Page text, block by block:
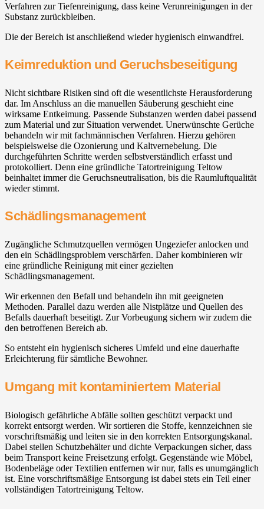
Verfahren zur Tiefenreinigung, dass keine Verunreinigungen in der
Substanz zurückbleiben.
Die der Bereich ist anschließend wieder hygienisch einwandfrei.
Keimreduktion und Geruchsbeseitigung
Nicht sichtbare Risiken sind oft die wesentlichste Herausforderung
dar. Im Anschluss an die manuellen Säuberung geschieht eine
wirksame Entkeimung. Passende Substanzen werden dabei passend
zum Material und zur Situation verwendet. Unerwünschte Gerüche
behandeln wir mit fachmännischen Verfahren. Hierzu gehören
beispielsweise die Ozonierung und Kaltvernebelung. Die
durchgeführten Schritte werden selbstverständlich erfasst und
protokolliert. Denn eine gründliche Tatortreinigung Teltow
beinhaltet immer die Geruchsneutralisation, bis die Raumluftqualität
wieder stimmt.
Schädlingsmanagement
Zugängliche Schmutzquellen vermögen Ungeziefer anlocken und
den ein Schädlingsproblem verschärfen. Daher kombinieren wir
eine gründliche Reinigung mit einer gezielten
Schädlingsmanagement.
Wir erkennen den Befall und behandeln ihn mit geeigneten
Methoden. Parallel dazu werden alle Nistplätze und Quellen des
Befalls dauerhaft beseitigt. Zur Vorbeugung sichern wir zudem die
den betroffenen Bereich ab.
So entsteht ein hygienisch sicheres Umfeld und eine dauerhafte
Erleichterung für sämtliche Bewohner.
Umgang mit kontaminiertem Material
Biologisch gefährliche Abfälle sollten geschützt verpackt und
korrekt entsorgt werden. Wir sortieren die Stoffe, kennzeichnen sie
vorschriftsmäßig und leiten sie in den korrekten Entsorgungskanal.
Dabei stellen Schutzbehälter und dichte Verpackungen sicher, dass
beim Transport keine Freisetzung erfolgt. Gegenstände wie Möbel,
Bodenbeläge oder Textilien entfernen wir nur, falls es unumgänglich
ist. Eine vorschriftsmäßige Entsorgung ist dabei stets ein Teil einer
vollständigen Tatortreinigung Teltow.